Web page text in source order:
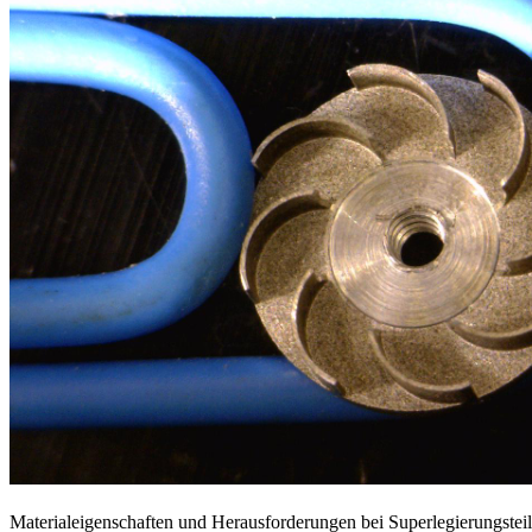
Materialeigenschaften und Herausforderungen bei